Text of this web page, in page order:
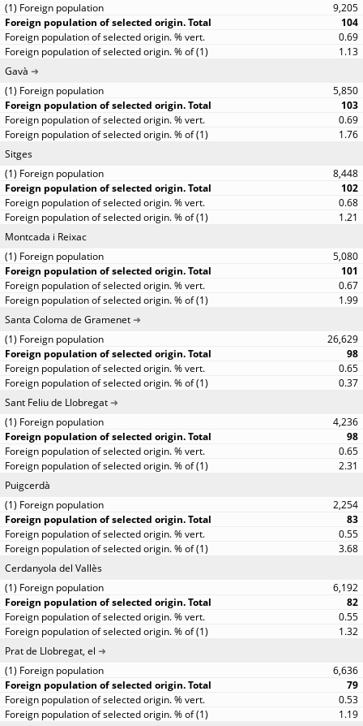
9,205
104
0.69
1.13
Gavà
5,850
103
0.69
1.76
Sitges
8,448
102
0.68
1.21
Montcada i Reixac
5,080
101
0.67
1.99
Santa Coloma de Gramenet
26,629
98
0.65
0.37
Sant Feliu de Llobregat
4,236
98
0.65
2.31
Puigcerdà
2,254
83
0.55
3.68
Cerdanyola del Vallès
6,192
82
0.55
1.32
Prat de Llobregat, el
6,636
79
0.53
1.19